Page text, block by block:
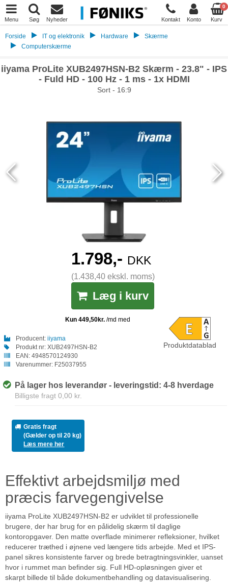
Menu Søg Nyheder Kontakt Konto
0
Kurv
Forside IT og elektronik Hardware
Skærme
Computerskærme
iiyama ProLite XUB2497HSN-B2 Skærm - 23.8" - IPS
- Fuld HD - 100 Hz - 1 ms - 1x HDMI
Sort - 16:9
Produktdatablad
1.798,- DKK
(1.438,40 ekskl. moms)
Læg i kurv
Producent: iiyama
Produkt nr: XUB2497HSN-B2
EAN: 4948570124930
Varenummer: F25037955
På lager hos leverandør - leveringstid: 4-8 hverdage
Billigste fragt 0,00 kr.
Gratis fragt
(Gælder op til 20 kg)
Læs mere her
Effektivt arbejdsmiljø med
præcis farvegengivelse
iiyama ProLite XUB2497HSN-B2 er udviklet til professionelle
brugere, der har brug for en pålidelig skærm til daglige
kontoropgaver. Den matte overflade minimerer refleksioner, hvilket
reducerer træthed i øjnene ved længere tids arbejde. Med et IPS-
panel sikres konsistente farver og brede betragtningsvinkler, uanset
hvor i rummet man befinder sig. Full HD-opløsningen giver et
skarpt billede til både dokumentbehandling og datavisualisering.